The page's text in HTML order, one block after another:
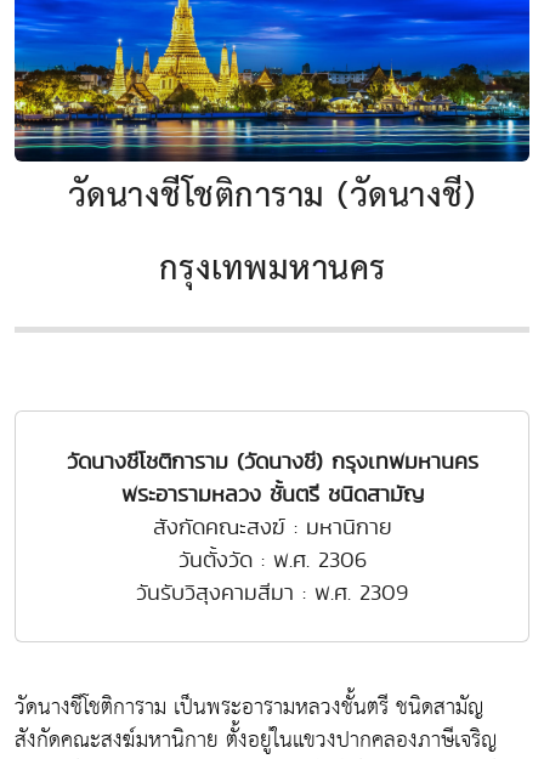
วัดนางชีโชติการาม (วัดนางชี)
กรุงเทพมหานคร
วัดนางชีโชติการาม (วัดนางชี) กรุงเทพมหานคร
พระอารามหลวง ชั้นตรี ชนิดสามัญ
สังกัดคณะสงฆ์ : มหานิกาย
วันตั้งวัด : พ.ศ. 2306
วันรับวิสุงคามสีมา : พ.ศ. 2309
วัดนางชีโชติการาม เป็นพระอารามหลวงชั้นตรี ชนิดสามัญ
สังกัดคณะสงฆ์มหานิกาย ตั้งอยู่ในแขวงปากคลองภาษีเจริญ